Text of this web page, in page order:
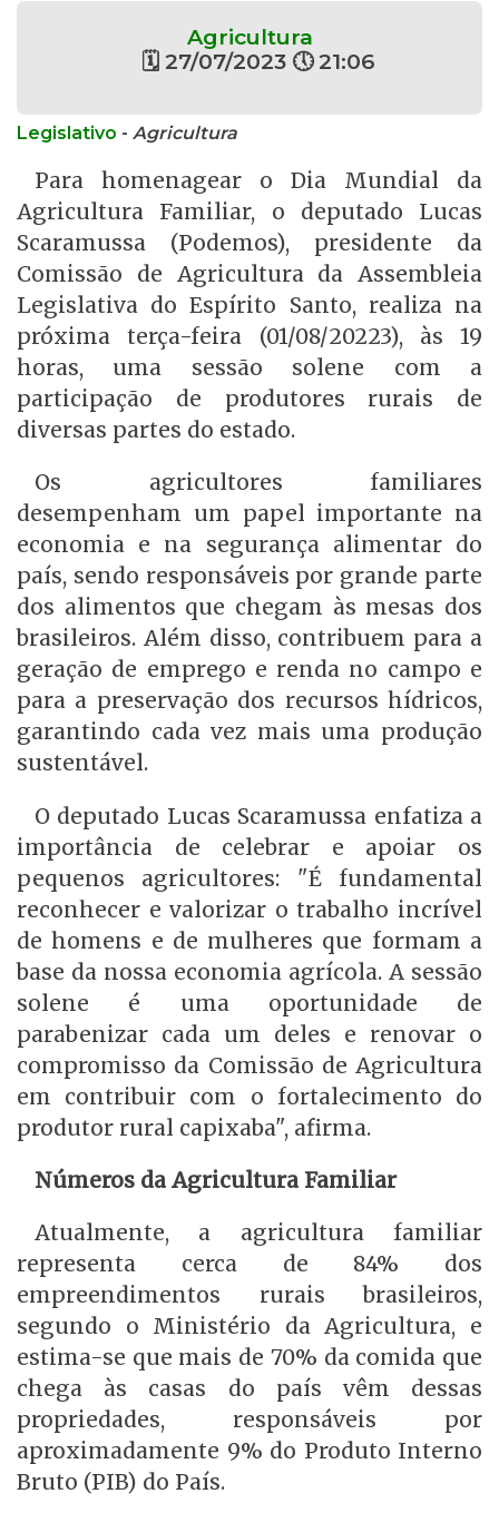
Agricultura
🗓 27/07/2023 🕔 21:06
Legislativo - Agricultura
Para homenagear o Dia Mundial da
Agricultura Familiar, o deputado Lucas
Scaramussa (Podemos), presidente da
Comissão de Agricultura da Assembleia
Legislativa do Espírito Santo, realiza na
próxima terça-feira (01/08/20223), às 19
horas, uma sessão solene com a
participação de produtores rurais de
diversas partes do estado.
Os agricultores familiares
desempenham um papel importante na
economia e na segurança alimentar do
país, sendo responsáveis por grande parte
dos alimentos que chegam às mesas dos
brasileiros. Além disso, contribuem para a
geração de emprego e renda no campo e
para a preservação dos recursos hídricos,
garantindo cada vez mais uma produção
sustentável.
O deputado Lucas Scaramussa enfatiza a
importância de celebrar e apoiar os
pequenos agricultores: "É fundamental
reconhecer e valorizar o trabalho incrível
de homens e de mulheres que formam a
base da nossa economia agrícola. A sessão
solene é uma oportunidade de
parabenizar cada um deles e renovar o
compromisso da Comissão de Agricultura
em contribuir com o fortalecimento do
produtor rural capixaba", afirma.
Números da Agricultura Familiar
Atualmente, a agricultura familiar
representa cerca de 84% dos
empreendimentos rurais brasileiros,
segundo o Ministério da Agricultura, e
estima-se que mais de 70% da comida que
chega às casas do país vêm dessas
propriedades, responsáveis por
aproximadamente 9% do Produto Interno
Bruto (PIB) do País.